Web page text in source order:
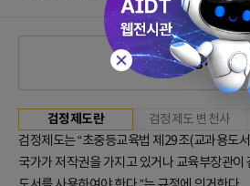
검정제도
검정제도란 검정제도 변천사
검정제도는 “초중등교육법 제29조(교과용도
국가가 저작권을 가지고 있거나 교육부장관이